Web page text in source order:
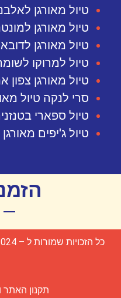
טיול מאורגן
טיול מאורגן
טיול מאורגן
טיול למרוקו
טיול מאורגן צפון
סרי לנקה טיול
טיול ספארי
טיול ג'יפים
תקנון האתר